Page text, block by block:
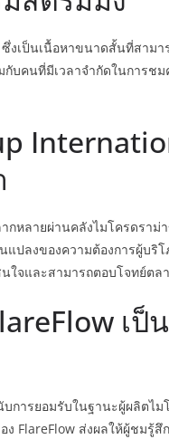
ซึ่งเป็นเนื้อหาขนาดสั้นที่สาม
กับคนที่มีเวลาจำกัดในการ
กหลายผ่านคลังไมโครดรา
แปลงของความต้องการผู้บริ
ใจและสามารถตอบโจทย์ตล
เ
บการยอมรับในฐานะผู้ผลิตไ
ง FlareFlow ส่งผลให้ผู้ชมรู้